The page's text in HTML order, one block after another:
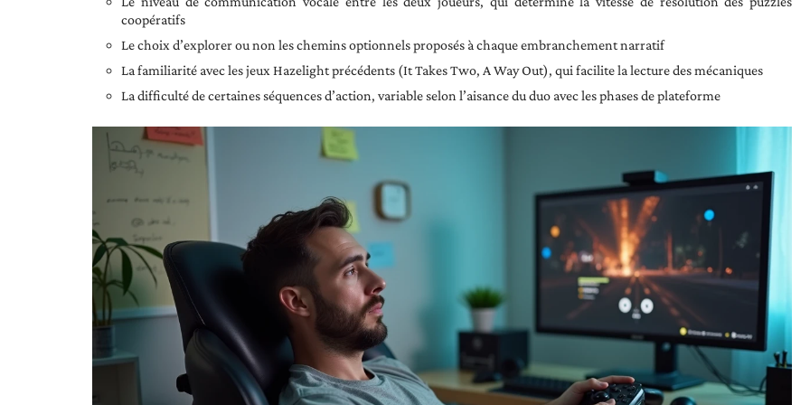
coopératifs
Le choix d’explorer ou non les chemins optionnels proposés à chaque embranchement narratif
La familiarité avec les jeux Hazelight précédents (It Takes Two, A Way Out), qui facilite la lecture des mécaniques
La difficulté de certaines séquences d’action, variable selon l’aisance du duo avec les phases de plateforme